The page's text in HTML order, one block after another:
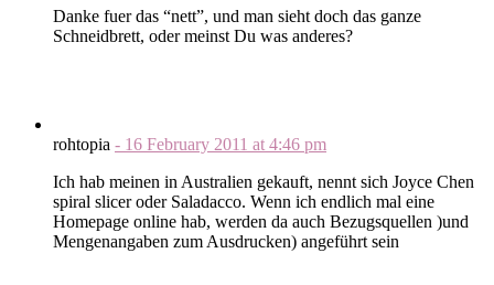
Danke fuer das “nett”, und man sieht doch das ganze
Schneidbrett, oder meinst Du was anderes?
rohtopia - 16 February 2011 at 4:46 pm
Ich hab meinen in Australien gekauft, nennt sich Joyce Chen
spiral slicer oder Saladacco. Wenn ich endlich mal eine
Homepage online hab, werden da auch Bezugsquellen )und
Mengenangaben zum Ausdrucken) angeführt sein